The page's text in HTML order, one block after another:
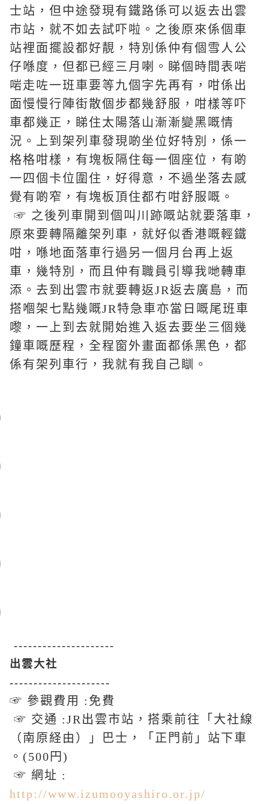
士站，但中途發現有鐵路係可以返去出雲
市站，就不如去試吓啦。之後原來係個車
站裡面擺設都好靚，特別係仲有個雪人公
仔喺度，但都已經三月喇。睇個時間表啱
啱走咗一班車要等九個字先再有，咁係出
面慢慢行陣街散個步都幾舒服，咁樣等吓
車都幾正，睇住太陽落山漸漸變黑嘅情
況。上到架列車發現啲坐位好特別，係一
格格咁樣，有塊板隔住每一個座位，有啲
一四個卡位圍住，好得意，不過坐落去感
覺有啲窄，有塊板頂住都冇咁舒服嘅。
☞ 之後列車開到個叫川跡嘅站就要落車，
原來要轉隔離架列車，就好似香港嘅輕鐵
咁，喺地面落車行過另一個月台再上返
車，幾特別，而且仲有職員引導我哋轉車
添。去到出雲市就要轉返JR返去廣島，而
搭嗰架七點幾嘅JR特急車亦當日嘅尾班車
嚟，一上到去就開始進入返去要坐三個幾
鐘車嘅歷程，全程窗外畫面都係黑色，都
係有架列車行，我就有我自己瞓。
---------------------
出雲大社
---------------------
☞ 參觀費用 :免費
☞ 交通 :JR出雲市站，搭乘前往「大社線
（南原経由）」巴士，「正門前」站下車
。(500円)
☞ 網址 :
http://www.izumooyashiro.or.jp/